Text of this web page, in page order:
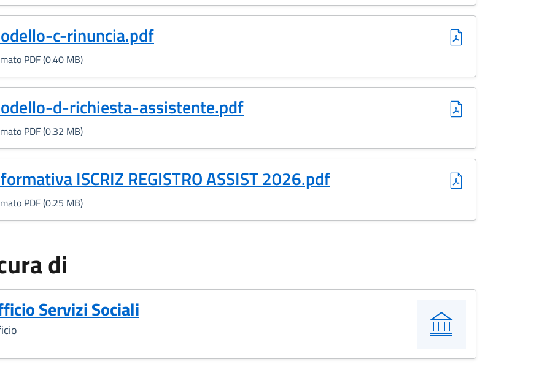
c-rinuncia.pdf
PDF, 0.40 MB)
PDF (0.40 MB)
d-richiesta-assistente.pdf
PDF, 0.32 MB)
PDF (0.32 MB)
ISCRIZ REGISTRO ASSIST 2026.pdf
PDF, 0.25 MB)
PDF (0.25 MB)
di
Servizi Sociali